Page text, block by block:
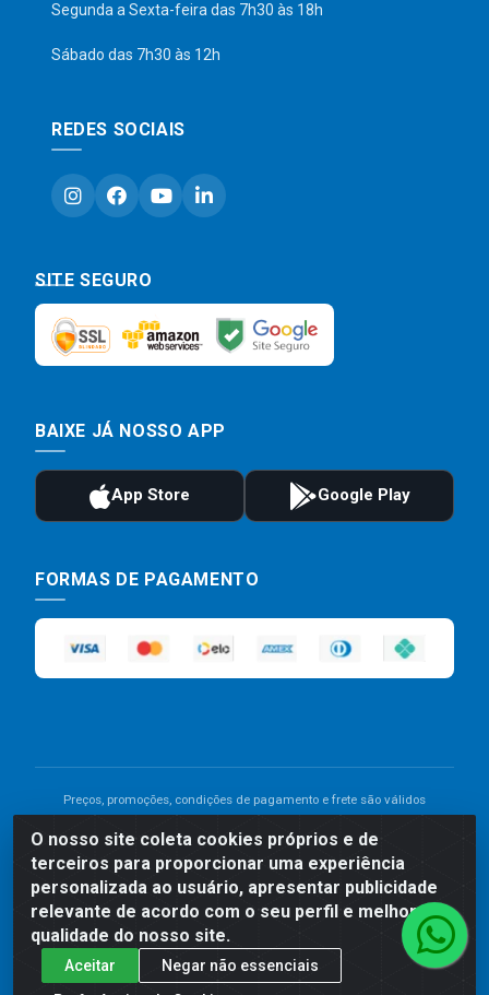
O nosso site coleta cookies próprios e de
terceiros para proporcionar uma experiência
personalizada ao usuário, apresentar publicidade
relevante de acordo com o seu perfil e melhorar a
qualidade do nosso site.
Aceitar
Negar não essenciais
Segunda a Sexta-feira das 7h30 às 18h
Sábado das 7h30 às 12h
REDES SOCIAIS
SITE SEGURO
BAIXE JÁ NOSSO APP
FORMAS DE PAGAMENTO
Preços, promoções, condições de pagamento e frete são válidos
divergência de preço de um produto, será válido o preço que for
exibido no carrinho de compras do site no momento do pagamento.
As vendas estão sujeitas a análise e disponibilidade do estoque.
Imagens de produtos meramente ilustrativas.
Comercial de Construção 2001 LTDA - Av. Congresso
Eucarístico, 1179 - São José, Carpina - PE - CEP: 55811-
000 - 70.220.389/0001-66